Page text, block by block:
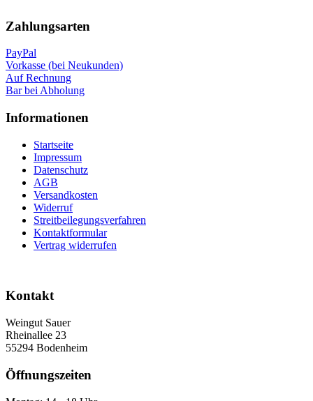
oben
Zahlungsarten
PayPal
Vorkasse (bei Neukunden)
Auf Rechnung
Bar bei Abholung
Informationen
Startseite
Impressum
Datenschutz
AGB
Versandkosten
Widerruf
Streitbeilegungsverfahren
Kontaktformular
Vertrag widerrufen
Kontakt
Weingut Sauer
Rheinallee 23
55294 Bodenheim
Öffnungszeiten